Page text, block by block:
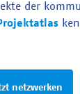
der
netzwerken